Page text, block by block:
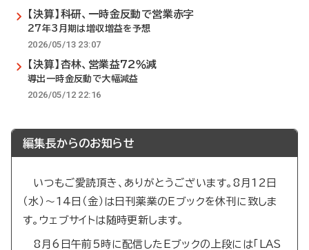
【決算】科研、一時金反動で営業赤字
27年3月期は増収増益を予想
2026/05/13 23:07
【決算】杏林、営業益72％減
導出一時金反動で大幅減益
2026/05/12 22:16
編集長からのお知らせ
いつもご愛読頂き、ありがとうございます。8月12日
（水）～14日（金）は日刊薬業のEブックを休刊に致しま
す。ウェブサイトは随時更新します。
8月6日午前5時に配信したEブックの上段には「LAS